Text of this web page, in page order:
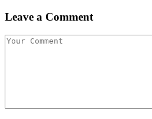
Leave a Comment